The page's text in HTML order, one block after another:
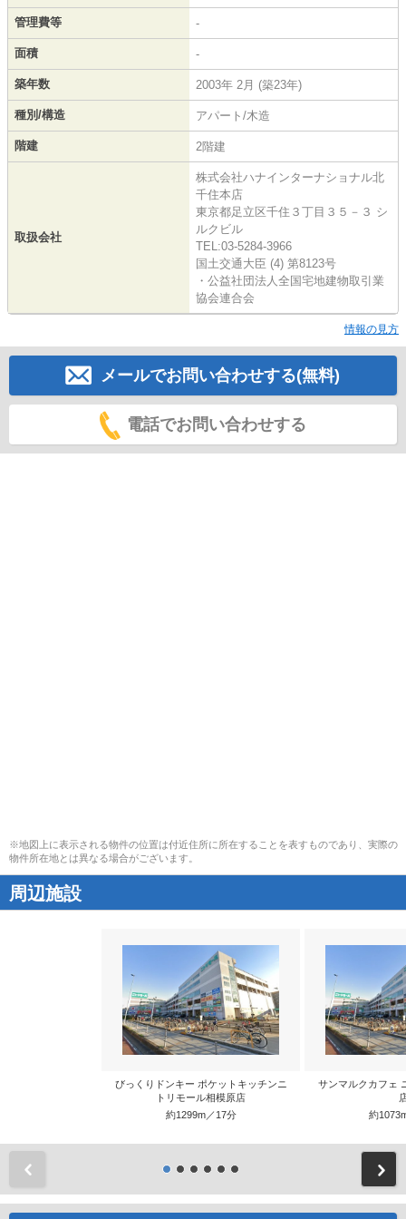
管理費等 -
面積 -
築年数 2003年 2月 (築23年)
種別/構造 アパート/木造
階建 2階建
取扱会社
株式会社ハナインターナショナル北
千住本店
東京都足立区千住３丁目３５－３ シ
ルクビル
TEL:03-5284-3966
国土交通大臣 (4) 第8123号
・公益社団法人全国宅地建物取引業
協会連合会
情報の見方
メールでお問い合わせする(無料)
電話でお問い合わせする
※地図上に表示される物件の位置は付近住所に所在することを表すものであり、実際の
物件所在地とは異なる場合がございます。
周辺施設
びっくりドンキー ポケットキッチンニ
トリモール相模原店
約1299m／17分
サンマルクカフェ
約